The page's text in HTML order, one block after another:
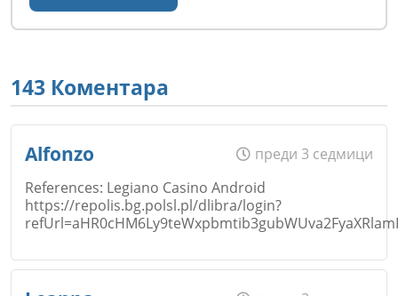
143 Коментара
Alfonzo
преди 3 седмици
References: Legiano Casino Android
https://repolis.bg.polsl.pl/dlibra/login?